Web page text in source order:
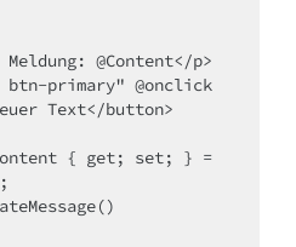
@Content</p>
primary" @onclick
Text</button>